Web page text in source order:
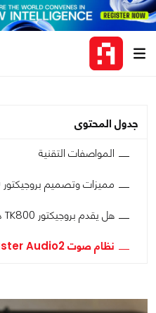
جدول المحتوى
المواصفات التقنية
مميزات وتصميم بروجيكتور BenQ TK800
هل يقدم بروجيكتور TK800 دقة عرض 4K حقيقية؟!
نظام صوت CinemaMaster Audio2+